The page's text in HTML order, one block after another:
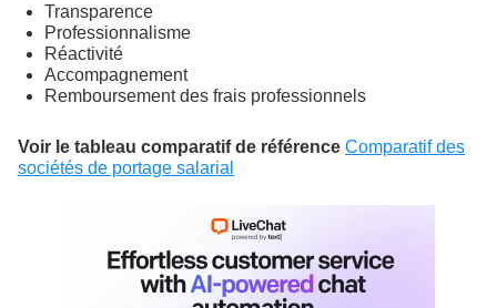
Transparence
Professionnalisme
Réactivité
Accompagnement
Remboursement des frais professionnels
Voir le tableau comparatif de référence Comparatif des
sociétés de portage salarial